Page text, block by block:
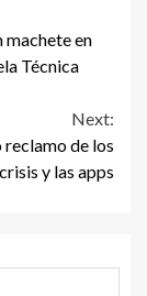
machete en
Técnica
Next:
reclamo de los
y las apps